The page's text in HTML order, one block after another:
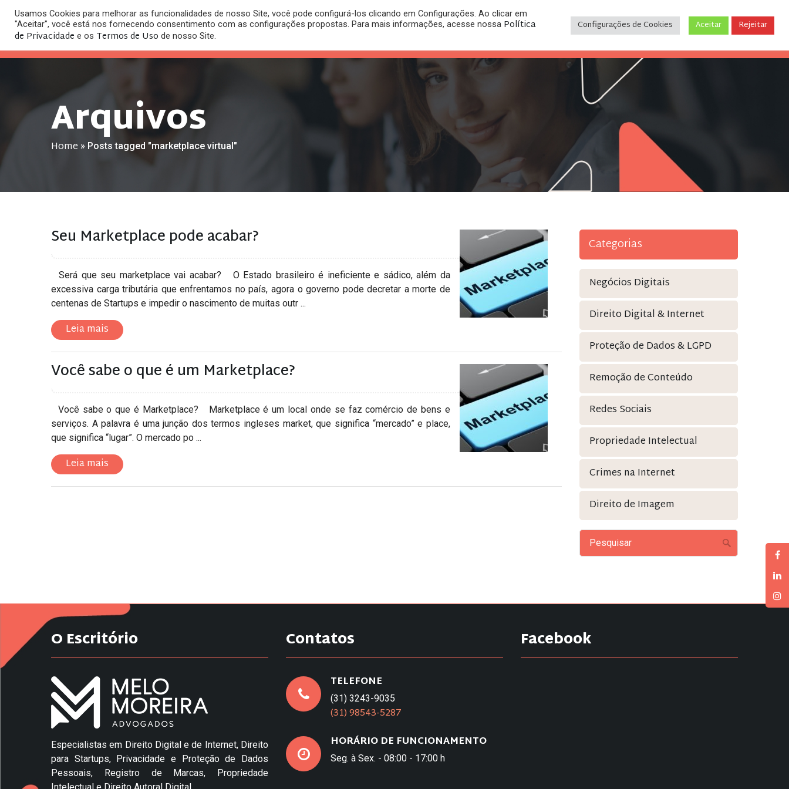
HOME O PLANO REGISTRO DE PUBLICAÇÕES CONTATO (31) 3243-9035
Arquivos
Home » Posts tagged "marketplace virtual"
Seu Marketplace pode acabar?
Será que seu marketplace vai acabar? O Estado brasileiro é ineficiente e sádico, além da
excessiva carga tributária que enfrentamos no país, agora o governo pode decretar a morte de
centenas de Startups e impedir o nascimento de muitas outr ...
Leia mais
Você sabe o que é um Marketplace?
Você sabe o que é Marketplace? Marketplace é um local onde se faz comércio de bens e
serviços. A palavra é uma junção dos termos ingleses market, que significa “mercado” e place,
que significa “lugar”. O mercado po ...
Leia mais
Categorias
Negócios Digitais
Direito Digital & Internet
Proteção de Dados & LGPD
Remoção de Conteúdo
Redes Sociais
Propriedade Intelectual
Crimes na Internet
Direito de Imagem
O Escritório
Especialistas em Direito Digital e de Internet, Direito
para Startups, Privacidade e Proteção de Dados
Pessoais, Registro de Marcas, Propriedade
Contatos
TELEFONE
(31) 3243-9035
(31) 98543-5287
HORÁRIO DE FUNCIONAMENTO
Seg. à Sex. - 08:00 - 17:00 h
Facebook
Usamos Cookies para melhorar as funcionalidades de nosso Site, você pode configurá-los clicando em Configurações. Ao clicar em
"Aceitar", você está nos fornecendo consentimento com as configurações propostas. Para mais informações, acesse nossa Política
de Privacidade e os Termos de Uso de nosso Site.
Configurações de Cookies Aceitar Rejeitar